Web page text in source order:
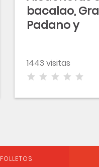
bacalao,
Padano y
1443 visitas
FOLLETOS